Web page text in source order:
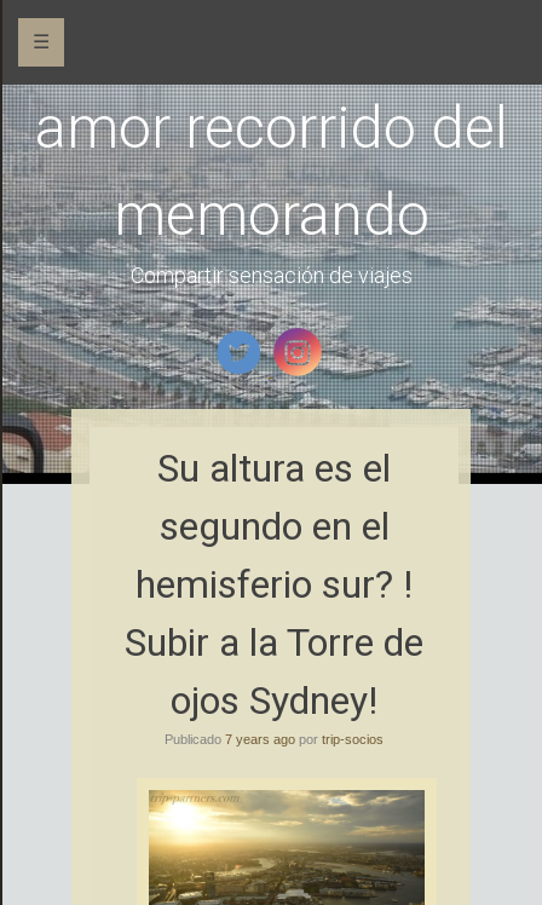
☰
amor recorrido del
memorando
Compartir sensación de viajes
Su altura es el
segundo en el
hemisferio sur? !
Subir a la Torre de
ojos Sydney!
Publicado 7 years ago por trip-socios